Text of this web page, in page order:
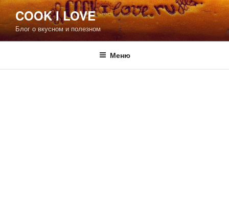
Перейти
к
содержимому
COOK I LOVE
Блог о вкусном и полезном
Меню